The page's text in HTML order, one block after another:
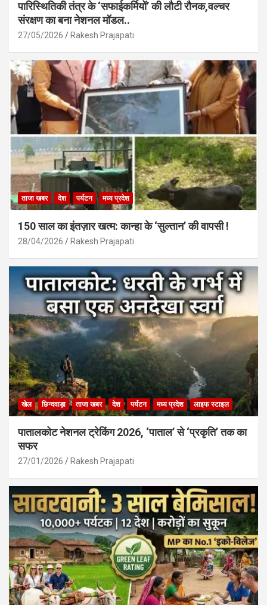
पारिस्थितिकी तंत्र के ‘सफाईकर्मियों’ की लौटी रौनक,वल्चर
संरक्षण का बना नेशनल मॉडल..
27/05/2026 Rakesh Prajapati
ताजा खबर देश पर्यटन मध्य प्रदेश
150 साल का इंतज़ार खत्म: कान्हा के ‘सुल्तान’ की वापसी !
28/04/2026 Rakesh Prajapati
खेल छिन्दवाड़ा ताजा खबर देश पर्यटन मध्य प्रदेश लाइफ स्टाइल
पातालकोट नेशनल ट्रेकिंग 2026, ‘पाताल’ से ‘प्रकृति’ तक का
सफर
27/01/2026 Rakesh Prajapati